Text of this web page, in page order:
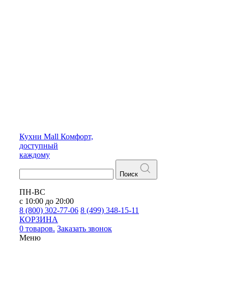
Кухни Mall Комфорт,
доступный
каждому
Поиск
ПН-ВС
с 10:00 до 20:00
8 (800) 302-77-06 8 (499) 348-15-11
КОРЗИНА
0 товаров. Заказать звонок
Меню